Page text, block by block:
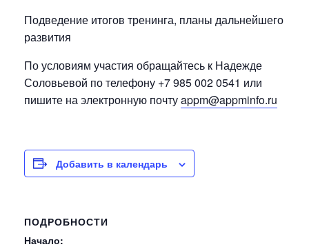
Подведение итогов тренинга, планы дальнейшего
развития
По условиям участия обращайтесь к Надежде
Соловьевой по телефону +7 985 002 0541 или
пишите на электронную почтуappm@appminfo.ru
Добавить в календарь
ПОДРОБНОСТИ
Начало: